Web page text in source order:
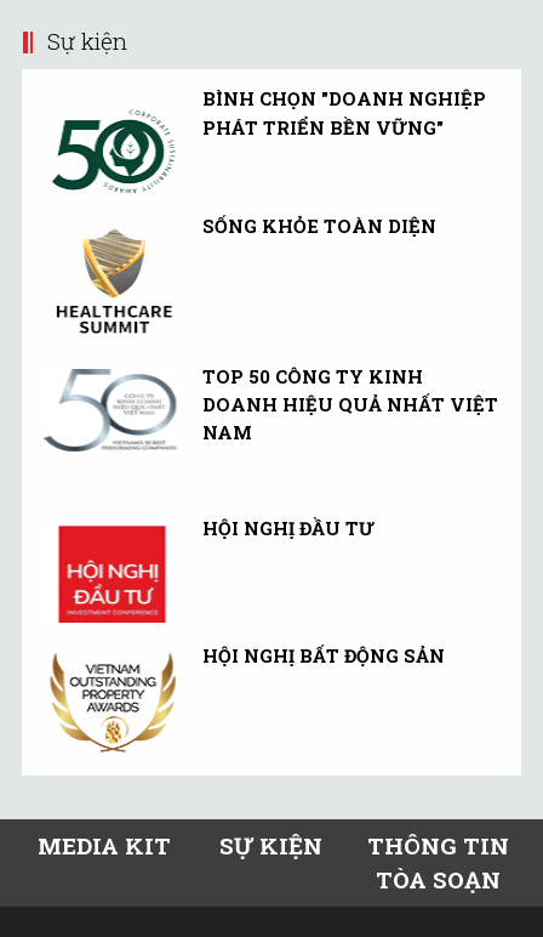
Sự kiện
BÌNH CHỌN "DOANH NGHIỆP
PHÁT TRIỂN BỀN VỮNG"
SỐNG KHỎE TOÀN DIỆN
TOP 50 CÔNG TY KINH
DOANH HIỆU QUẢ NHẤT VIỆT
NAM
HỘI NGHỊ ĐẦU TƯ
HỘI NGHỊ BẤT ĐỘNG SẢN
MEDIA KIT SỰ KIỆN
THÔNG TIN
TÒA SOẠN